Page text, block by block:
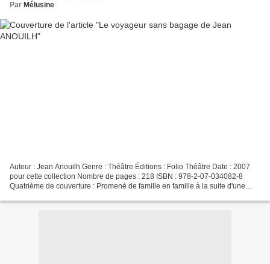
Par Mélusine
Auteur : Jean Anouilh Genre : Théâtre Éditions : Folio Théâtre Date : 2007
pour cette collection Nombre de pages : 218 ISBN : 978-2-07-034082-8
Quatrième de couverture : Promené de famille en famille à la suite d'une